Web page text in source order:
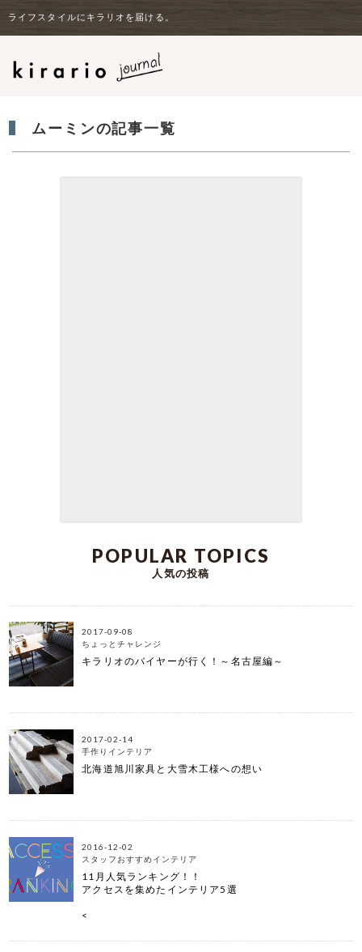
ライフスタイルにキラリオを届ける。
ムーミンの記事一覧
POPULAR TOPICS
人気の投稿
2017-09-08
ちょっとチャレンジ
キラリオのバイヤーが行く！～名古屋編～
2017-02-14
手作りインテリア
北海道旭川家具と大雪木工様への想い
2016-12-02
スタッフおすすめインテリア
11月人気ランキング！！
アクセスを集めたインテリア5選
<